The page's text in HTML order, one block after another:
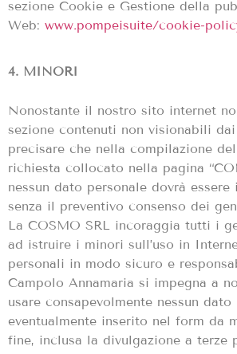
sezione Cookie e Gestione della
Web: www.pompeisuite/cookie-
4. MINORI
Nonostante il nostro sito internet
sezione contenuti non visionabili
precisare che nella compilazione
richiesta collocato nella pagina
nessun dato personale dovrà
senza il preventivo consenso dei
La COSMO SRL incoraggia tutti i
ad istruire i minori sull’uso in
personali in modo sicuro e
Campolo Annamaria si impegna a
usare consapevolmente nessun dato
eventualmente inserito nel form da
fine, inclusa la divulgazione a terze